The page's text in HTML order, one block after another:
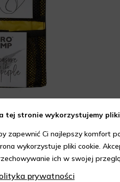
tej stronie wykorzystujemy
zapewnić Ci najlepszy komfort
wykorzystuje pliki cookie.
ich w swojej
prywatności